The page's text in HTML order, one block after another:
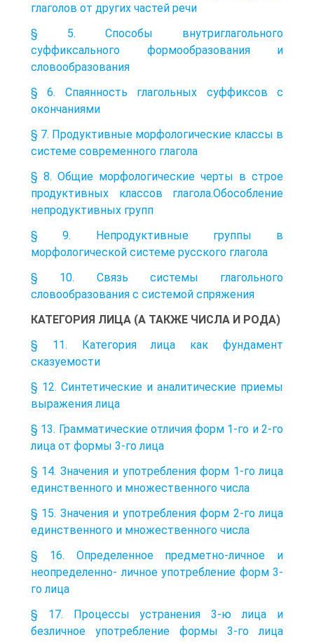
глаголов от других частей речи
§ 5. Способы внутриглагольного
суффиксального формообразования и
словообразования
§ 6. Спаянность глагольных суффиксов с
окончаниями
§ 7. Продуктивные морфологические классы в
системе современного глагола
§ 8. Общие морфологические черты в строе
продуктивных классов глагола.Обособление
непродуктивных групп
§ 9. Непродуктивные группы в
морфологической системе русского глагола
§ 10. Связь системы глагольного
словообразования с системой спряжения
КАТЕГОРИЯ ЛИЦА (А ТАКЖЕ ЧИСЛА И РОДА)
§ 11. Категория лица как фундамент
сказуемости
§ 12. Синтетические и аналитические приемы
выражения лица
§ 13. Грамматические отличия форм 1-го и 2-го
лица от формы 3-го лица
§ 14. Значения и употребления форм 1-го лица
единственного и множественного числа
§ 15. Значения и употребления форм 2-го лица
единственного и множественного числа
§ 16. Определенное предметно-личное и
неопределенно- личное употребление форм 3-
го лица
§ 17. Процессы устранения 3-ю лица и
безличное употребление формы 3-го лица